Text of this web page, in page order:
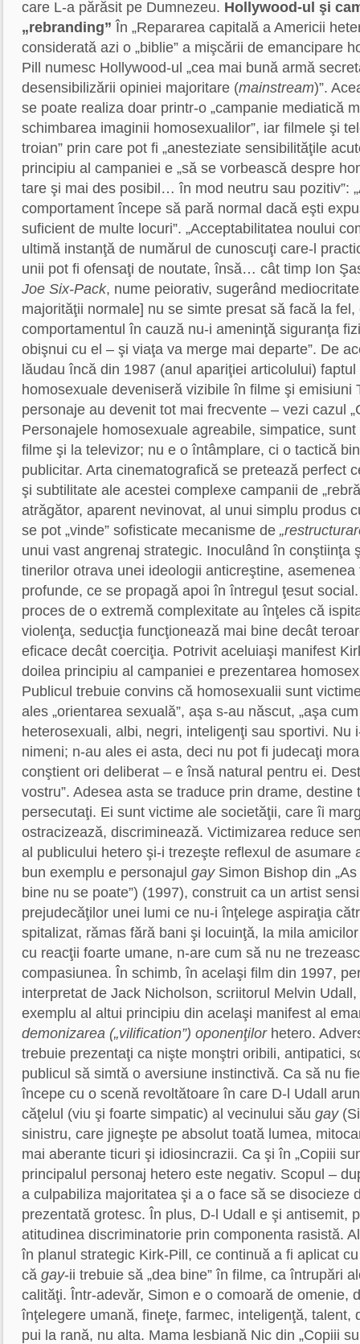
care L-a părăsit pe Dumnezeu. Hollywood-ul şi
„rebranding” În „Repararea capitală a Americii
considerată azi o „biblie” a mişcării de emancipare
Pill numesc Hollywood-ul „cea mai bună armă
desensibilizării opiniei majoritare (mainstream)”.
se poate realiza doar printr-o „campanie mediatică
schimbarea imaginii homosexualilor”, iar filmele şi
troian” prin care pot fi „anesteziate sensibilităţile
principiu al campaniei e „să se vorbească despre
tare şi mai des posibil… în mod neutru sau pozitiv”:
comportament începe să pară normal dacă eşti
suficient de multe locuri”. „Acceptabilitatea noului
ultimă instanţă de numărul de cunoscuţi care-l
unii pot fi ofensaţi de noutate, însă… cât timp Ion
Joe Six-Pack, nume peiorativ, sugerând
majorităţii normale] nu se simte presat să facă la fel,
comportamentul în cauză nu-i ameninţă siguranţa
obişnui cu el – şi viaţa va merge mai departe”. De
lăudau încă din 1987 (anul apariţiei articolului)
homosexuale deveniseră vizibile în filme şi emisiuni
personaje au devenit tot mai frecvente – vezi cazul
Personajele homosexuale agreabile, simpatice,
filme şi la televizor; nu e o întâmplare, ci o tactică
publicitar. Arta cinematografică se pretează perfect
şi subtilitate ale acestei complexe campanii de
atrăgător, aparent nevinovat, al unui simplu produs
se pot „vinde” sofisticate mecanisme de
unui vast angrenaj strategic. Inoculând în conştiinţa
tinerilor otrava unei ideologii anticreştine,
profunde, ce se propagă apoi în întregul ţesut
proces de o extremă complexitate au înţeles că
violenţa, seducţia funcţionează mai bine decât
eficace decât coerciţia. Potrivit aceluiaşi manifest
doilea principiu al campaniei e prezentarea
Publicul trebuie convins că homosexualii sunt
ales „orientarea sexuală”, aşa s-au născut, „aşa
heterosexuali, albi, negri, inteligenţi sau sportivi. Nu
nimeni; n-au ales ei asta, deci nu pot fi judecaţi
conştient ori deliberat – e însă natural pentru ei.
vostru”. Adesea asta se traduce prin drame,
persecutaţi. Ei sunt victime ale societăţii, care îi
ostracizează, discriminează. Victimizarea reduce
al publicului hetero şi-i trezeşte reflexul de asumare
bun exemplu e personajul gaySimon Bishop din „As
bine nu se poate”) (1997), construit ca un artist
prejudecăţilor unei lumi ce nu-i înţelege aspiraţia
spitalizat, rămas fără bani şi locuinţă, la mila
cu reacţii foarte umane, n-are cum să nu ne
compasiunea. În schimb, în acelaşi film din 1997,
interpretat de Jack Nicholson, scriitorul Melvin
exemplu al altui principiu din acelaşi manifest al
demonizarea („vilification”) oponenţilor hetero.
trebuie prezentaţi ca nişte monştri oribili, antipatici,
publicul să simtă o aversiune instinctivă. Ca să nu
începe cu o scenă revoltătoare în care D-l Udall
căţelul (viu şi foarte simpatic) al vecinului său gay
sinistru, care jigneşte pe absolut toată lumea,
mai aberante ticuri şi idiosincrazii. Ca şi în „Copiii
principalul personaj hetero este negativ. Scopul –
a culpabiliza majoritatea şi a o face să se disocieze
prezentată grotesc. În plus, D-l Udall e şi antisemit,
atitudinea discriminatorie prin componenta rasistă.
în planul strategic Kirk-Pill, ce continuă a fi aplicat
că gay-ii trebuie să „dea bine” în filme, ca întrupări
calităţi. Într-adevăr, Simon e o comoară de omenie,
înţelegere umană, fineţe, farmec, inteligenţă, talent,
pui la rană, nu alta. Mama lesbiană Nic din „Copiii